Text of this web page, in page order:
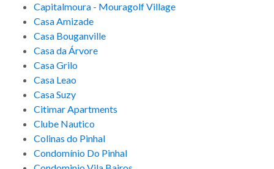
Capitalmoura - Mouragolf Village
Casa Amizade
Casa Bouganville
Casa da Árvore
Casa Grilo
Casa Leao
Casa Suzy
Citimar Apartments
Clube Nautico
Colinas do Pinhal
Condomínio Do Pinhal